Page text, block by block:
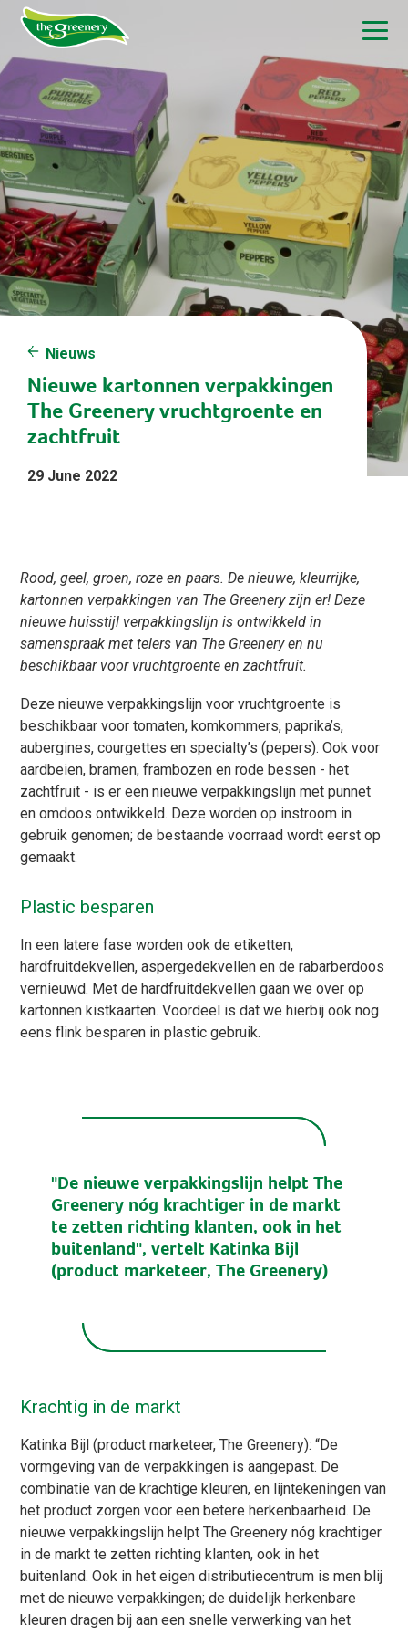
Nieuws
Nieuwe kartonnen verpakkingen
The Greenery vruchtgroente en
zachtfruit
29 June 2022
Rood, geel, groen, roze en paars. De nieuwe, kleurrijke,
kartonnen verpakkingen van The Greenery zijn er! Deze
nieuwe huisstijl verpakkingslijn is ontwikkeld in
samenspraak met telers van The Greenery en nu
beschikbaar voor vruchtgroente en zachtfruit.
Deze nieuwe verpakkingslijn voor vruchtgroente is
beschikbaar voor tomaten, komkommers, paprika’s,
aubergines, courgettes en specialty’s (pepers). Ook voor
aardbeien, bramen, frambozen en rode bessen - het
zachtfruit - is er een nieuwe verpakkingslijn met punnet
en omdoos ontwikkeld. Deze worden op instroom in
gebruik genomen; de bestaande voorraad wordt eerst op
gemaakt.
Plastic besparen
In een latere fase worden ook de etiketten,
hardfruitdekvellen, aspergedekvellen en de rabarberdoos
vernieuwd. Met de hardfruitdekvellen gaan we over op
kartonnen kistkaarten. Voordeel is dat we hierbij ook nog
eens flink besparen in plastic gebruik.
"De nieuwe verpakkingslijn helpt The
Greenery nóg krachtiger in de markt
te zetten richting klanten, ook in het
buitenland", vertelt Katinka Bijl
(product marketeer, The Greenery)
Krachtig in de markt
Katinka Bijl (product marketeer, The Greenery): “De
vormgeving van de verpakkingen is aangepast. De
combinatie van de krachtige kleuren, en lijntekeningen van
het product zorgen voor een betere herkenbaarheid. De
nieuwe verpakkingslijn helpt The Greenery nóg krachtiger
in de markt te zetten richting klanten, ook in het
buitenland. Ook in het eigen distributiecentrum is men blij
met de nieuwe verpakkingen; de duidelijk herkenbare
kleuren dragen bij aan een snelle verwerking van het